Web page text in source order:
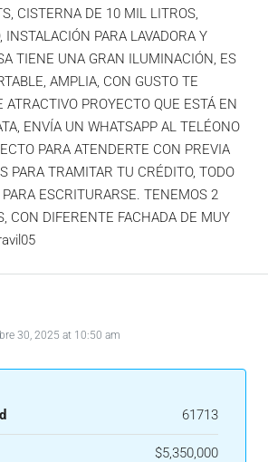
CISTERNA DE 10 MIL LITROS,
INSTALACIÓN PARA LAVADORA Y
TIENE UNA GRAN ILUMINACIÓN, ES
AMPLIA, CON GUSTO TE
ATRACTIVO PROYECTO QUE ESTÁ EN
ENVÍA UN WHATSAPP AL TELÉONO
PARA ATENDERTE CON PREVIA
PARA TRAMITAR TU CRÉDITO, TODO
ESCRITURARSE. TENEMOS 2
CON DIFERENTE FACHADA DE MUY
30, 2025 at 10:50 am
61713
$5,350,000